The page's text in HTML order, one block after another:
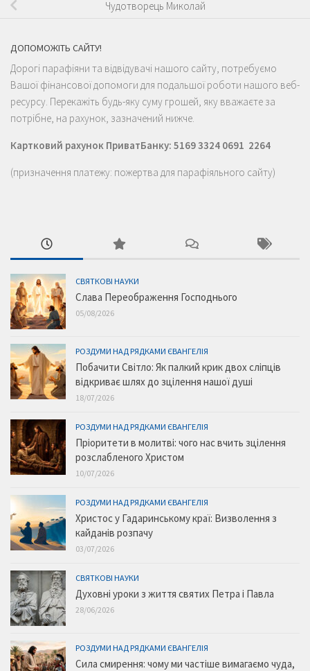
Чудотворець Миколай
ДОПОМОЖІТЬ САЙТУ!
Дорогі парафіяни та відвідувачі нашого сайту, потребуємо
Вашої фінансової допомоги для подальшої роботи нашого веб-
ресурсу. Перекажіть будь-яку суму грошей, яку вважаєте за
потрібне, на рахунок, зазначений нижче.
Картковий рахунок ПриватБанку: 5169 3324 0691 2264
(призначення платежу: пожертва для парафіяльного сайту)
СВЯТКОВІ НАУКИ
Слава Переображення Господнього
05/08/2026
РОЗДУМИ НАД РЯДКАМИ ЄВАНГЕЛІЯ
Побачити Світло: Як палкий крик двох сліпців
відкриває шлях до зцілення нашої душі
18/07/2026
РОЗДУМИ НАД РЯДКАМИ ЄВАНГЕЛІЯ
Пріоритети в молитві: чого нас вчить зцілення
розслабленого Христом
10/07/2026
РОЗДУМИ НАД РЯДКАМИ ЄВАНГЕЛІЯ
Христос у Гадаринському краї: Визволення з
кайданів розпачу
03/07/2026
СВЯТКОВІ НАУКИ
Духовні уроки з життя святих Петра і Павла
28/06/2026
РОЗДУМИ НАД РЯДКАМИ ЄВАНГЕЛІЯ
Сила смирення: чому ми частіше вимагаємо чуда,